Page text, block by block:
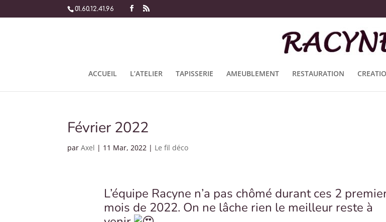
01.60.12.41.96
ACCUEIL L’ATELIER TAPISSERIE AMEUBLEMENT RESTAURATION
Février 2022
parAxel | 11 Mar, 2022 | Le fil déco
L’équipe Racyne n’a pas chômé durant ces 2
mois de 2022. On ne lâche rien le meilleur reste à